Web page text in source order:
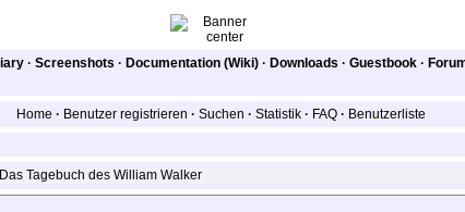
· Screenshots · Documentation (Wiki) · Downloads · Guestbook ·
Home · Benutzer registrieren · Suchen · Statistik · FAQ · Benutzerliste
Tagebuch des William Walker